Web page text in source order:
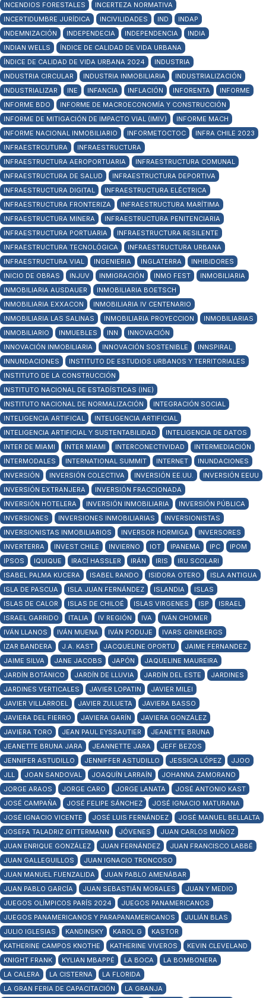
INCENDIOS FORESTALES
INCERTEZA NORMATIVA
INCERTIDUMBRE JURÍDICA
INCIVILIDADES IND
INDAP
INDEMNIZACIÓN
INDEPENDECIA INDEPENDENCIA
INDIA
INDIAN WELLS
ÍNDICE DE CALIDAD DE VIDA URBANA
ÍNDICE DE CALIDAD DE VIDA URBANA 2024
INDUSTRIA
INDUSTRIA CIRCULAR
INDUSTRIA INMOBILIARIA
INDUSTRIALIZACIÓN
INDUSTRIALIZAR
INE INFANCIA INFLACIÓN INFORENTA
INFORME
INFORME BDO
INFORME DE MACROECONOMÍA Y CONSTRUCCIÓN
INFORME DE MITIGACIÓN DE IMPACTO VIAL (IMIV)
INFORME MACH
INFORME NACIONAL INMOBILIARIO
INFORMETOCTOC
INFRA CHILE 2023
INFRAESTRCUTURA
INFRAESTRUCTURA
INFRAESTRUCTURA AEROPORTUARIA
INFRAESTRUCTURA COMUNAL
INFRAESTRUCTURA DE SALUD
INFRAESTRUCTURA DEPORTIVA
INFRAESTRUCTURA DIGITAL
INFRAESTRUCTURA ELÉCTRICA
INFRAESTRUCTURA FRONTERIZA
INFRAESTRUCTURA MARÍTIMA
INFRAESTRUCTURA MINERA
INFRAESTRUCTURA PENITENCIARIA
INFRAESTRUCTURA PORTUARIA
INFRAESTRUCTURA RESILENTE
INFRAESTRUCTURA TECNOLÓGICA
INFRAESTRUCTURA URBANA
INFRAESTRUCTURA VIAL
INGENIERIA INGLATERRA
INHIBIDORES
INICIO DE OBRAS
INJUV INMIGRACIÓN INMO FEST
INMOBILIARIA
INMOBILIARIA AUSDAUER
INMOBILIARIA BOETSCH
INMOBILIARIA EXXACON
INMOBILIARIA IV CENTENARIO
INMOBILIARIA LAS SALINAS
INMOBILIARIA PROYECCION
INMOBILIARIAS
INMOBILIARIO
INMUEBLES INN
INNOVACIÓN
INNOVACIÓN INMOBILIARIA
INNOVACIÓN SOSTENIBLE
INNSPIRAL
INNUNDACIONES
INSTITUTO DE ESTUDIOS URBANOS Y TERRITORIALES
INSTITUTO DE LA CONSTRUCCIÓN
INSTITUTO NACIONAL DE ESTADÍSTICAS (INE)
INSTITUTO NACIONAL DE NORMALIZACIÓN
INTEGRACIÓN SOCIAL
INTELIGENCIA ARTIFICAL
INTELIGENCIA ARTIFICIAL
INTELIGENCIA ARTIFICIAL Y SUSTENTABILIDAD
INTELIGENCIA DE DATOS
INTER DE MIAMI
INTER MIAMI INTERCONECTIVIDAD
INTERMEDIACIÓN
INTERMODALES
INTERNATIONAL SUMMIT INTERNET
INUNDACIONES
INVERSIÓN
INVERSIÓN COLECTIVA INVERSIÓN EE.UU.
INVERSIÓN EEUU
INVERSIÓN EXTRANJERA
INVERSIÓN FRACCIONADA
INVERSIÓN HOTELERA
INVERSIÓN INMOBILIARIA
INVERSIÓN PÚBLICA
INVERSIONES
INVERSIONES INMOBILIARIAS
INVERSIONISTAS
INVERSIONISTAS INMOBILIARIOS
INVERSOR HORMIGA
INVERSORES
INVERTERRA
INVEST CHILE INVIERNO IOT IPANEMA IPC
IPOM
IPSOS
IQUIQUE IRACÍ HASSLER IRÁN IRIS
IRU SCOLARI
ISABEL PALMA KUCERA
ISABEL RANDO ISIDORA OTERO
ISLA ANTIGUA
ISLA DE PASCUA
ISLA JUAN FERNÁNDEZ ISLANDIA
ISLAS
ISLAS DE CALOR
ISLAS DE CHILOÉ ISLAS VIRGENES ISP
ISRAEL
ISRAEL GARRIDO
ITALIA IV REGIÓN IVA
IVÁN CHOMER
IVÁN LLANOS
IVÁN MUENA IVÁN PODUJE
IVARS GRINBERGS
IZAR BANDERA
J.A. KAST JACQUELINE OPORTU
JAIME FERNANDEZ
JAIME SILVA
JANE JACOBS JAPÓN
JAQUELINE MAUREIRA
JARDÍN BOTÁNICO
JARDÍN DE LLUVIA JARDÍN DEL ESTE
JARDINES
JARDINES VERTICALES
JAVIER LOPATIN
JAVIER MILEI
JAVIER VILLARROEL
JAVIER ZULUETA
JAVIERA BASSO
JAVIERA DEL FIERRO
JAVIERA GARÍN
JAVIERA GONZÁLEZ
JAVIERA TORO
JEAN PAUL EYSSAUTIER
JEANETTE BRUNA
JEANETTE BRUNA JARA
JEANNETTE JARA
JEFF BEZOS
JENNIFER ASTUDILLO
JENNIFFER ASTUDILLO JESSICA LÓPEZ
JJOO
JLL
JOAN SANDOVAL JOAQUÍN LARRAÍN
JOHANNA ZAMORANO
JORGE ARAOS
JORGE CARO JORGE LANATA
JOSÉ ANTONIO KAST
JOSÉ CAMPAÑA
JOSÉ FELIPE SÁNCHEZ
JOSÉ IGNACIO MATURANA
JOSÉ IGNACIO VICENTE
JOSÉ LUIS FERNÁNDEZ
JOSÉ MANUEL BELLALTA
JOSEFA TALADRIZ GITTERMANN
JÓVENES
JUAN CARLOS MUÑOZ
JUAN ENRIQUE GONZÁLEZ
JUAN FERNÁNDEZ
JUAN FRANCISCO LABBÉ
JUAN GALLEGUILLOS
JUAN IGNACIO TRONCOSO
JUAN MANUEL FUENZALIDA
JUAN PABLO AMENÁBAR
JUAN PABLO GARCÍA
JUAN SEBASTIÁN MORALES
JUAN Y MEDIO
JUEGOS OLÍMPICOS PARÍS 2024
JUEGOS PANAMERICANOS
JUEGOS PANAMERICANOS Y PARAPANAMERICANOS
JULIÁN BLAS
JULIO IGLESIAS
KANDINSKY KAROL G
KASTOR
KATHERINE CAMPOS KNOTHE
KATHERINE VIVEROS
KEVIN CLEVELAND
KNIGHT FRANK
KYLIAN MBAPPÉ LA BOCA
LA BOMBONERA
LA CALERA
LA CISTERNA
LA FLORIDA
LA GRAN FERIA DE CAPACITACIÓN
LA GRANJA